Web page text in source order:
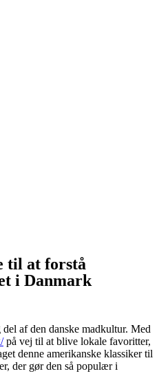
til at forstå
i Danmark
af den danske madkultur. Med
på vej til at blive lokale favoritter,
denne amerikanske klassiker til
der gør den så populær i